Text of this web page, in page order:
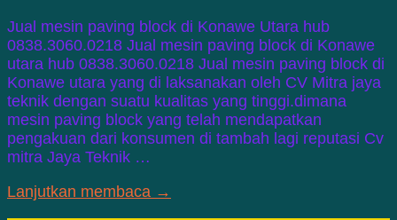
Jual mesin paving block di Konawe Utara hub
0838.3060.0218 Jual mesin paving block di Konawe
utara hub 0838.3060.0218 Jual mesin paving block di
Konawe utara yang di laksanakan oleh CV Mitra jaya
teknik dengan suatu kualitas yang tinggi.dimana
mesin paving block yang telah mendapatkan
pengakuan dari konsumen di tambah lagi reputasi Cv
mitra Jaya Teknik …
Lanjutkan membaca →